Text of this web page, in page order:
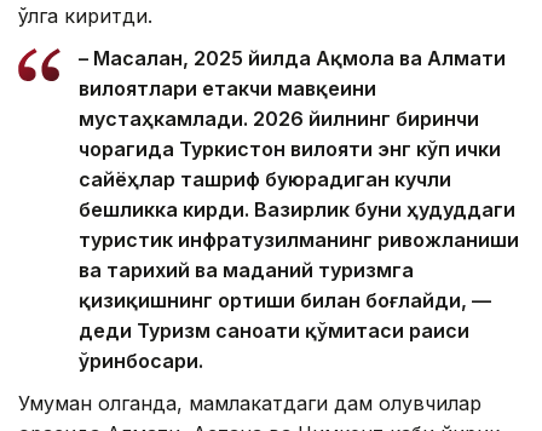
қўлга киритди.
– Масалан, 2025 йилда Ақмола ва Алмати
вилоятлари етакчи мавқеини
мустаҳкамлади. 2026 йилнинг биринчи
чорагида Туркистон вилояти энг кўп ички
сайёҳлар ташриф буюрадиган кучли
бешликка кирди. Вазирлик буни ҳудуддаги
туристик инфратузилманинг ривожланиши
ва тарихий ва маданий туризмга
қизиқишнинг ортиши билан боғлайди, —
деди Туризм саноати қўмитаси раиси
ўринбосари.
Умуман олганда, мамлакатдаги дам олувчилар